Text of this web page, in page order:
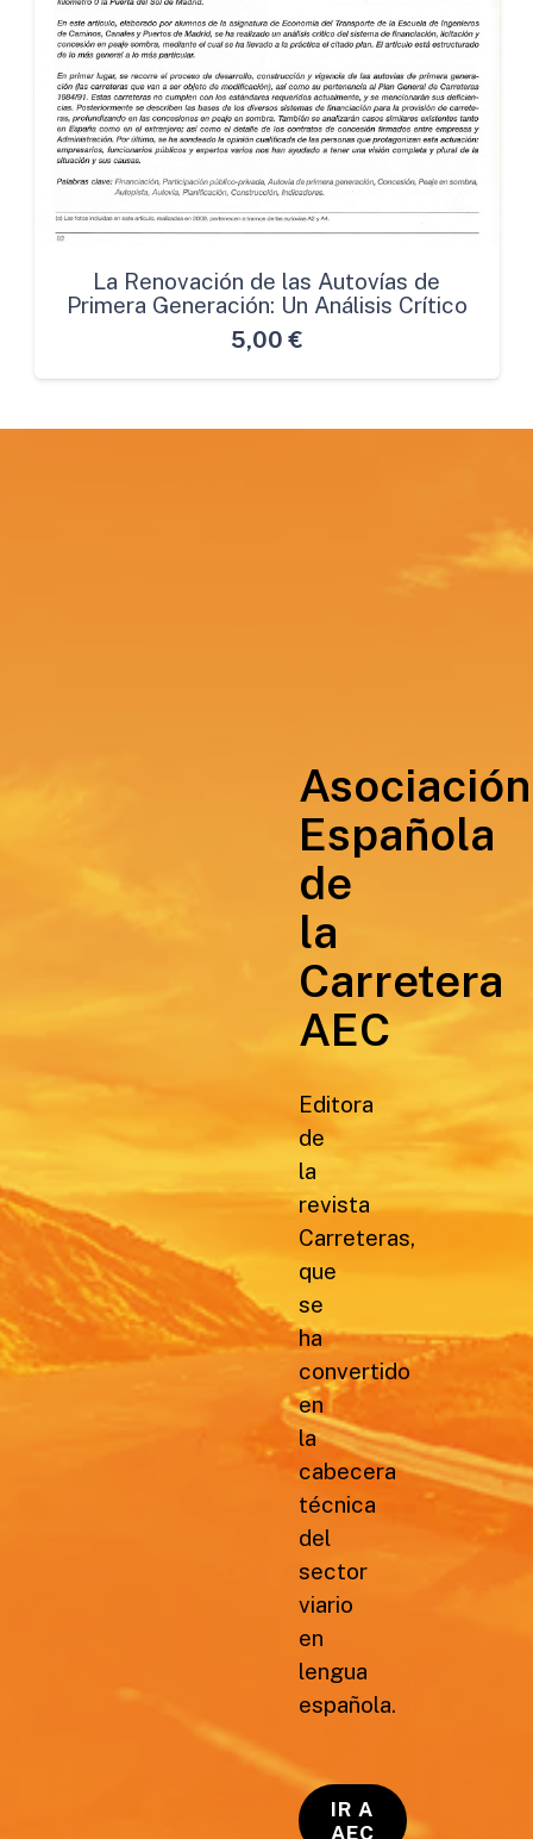
La Renovación de las Autovías de
Primera Generación: Un Análisis Crítico
5,00 €
Asociación
Española
de
la
Carretera
AEC
Editora
de
la
revista
Carreteras,
que
se
ha
convertido
en
la
cabecera
técnica
del
sector
viario
en
lengua
española.
IR A
AEC